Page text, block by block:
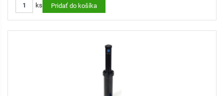
ks Pridať do košíka